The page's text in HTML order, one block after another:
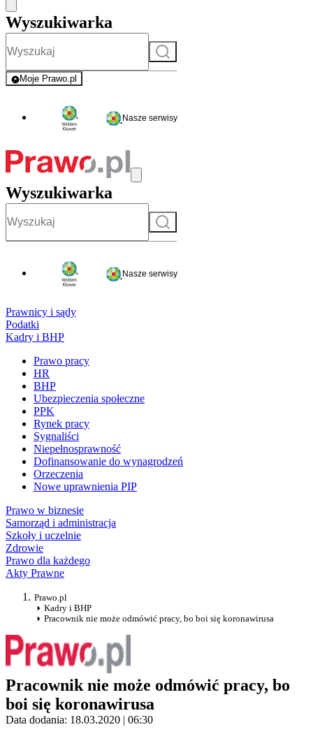
Wyszukiwarka
Szukaj
Moje Prawo.pl
- rejestracja i logowanie do serwisu
Nasze serwisy
Wyszukiwarka
Szukaj
Nasze serwisy
Prawnicy i sądy
Podatki
Kadry i BHP
Prawo pracy
HR
BHP
Ubezpieczenia społeczne
PPK
Rynek pracy
Sygnaliści
Niepełnosprawność
Dofinansowanie do wynagrodzeń
Orzeczenia
Nowe uprawnienia PIP
Prawo w biznesie
Samorząd i administracja
Szkoły i uczelnie
Zdrowie
Prawo dla każdego
Akty Prawne
Prawo.pl
Kadry i BHP
Pracownik nie może odmówić pracy, bo boi się koronawirusa
Pracownik nie może odmówić pracy, bo
boi się koronawirusa
Data dodania: 18.03.2020 | 06:30